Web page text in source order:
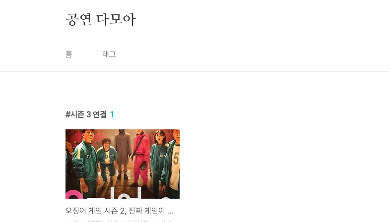
공연 다모아
홈 태그
시즌 3 연결 1
오징어 게임 시즌 2, 진짜 게임이 시작된다: 2024년 12월 26일 공개